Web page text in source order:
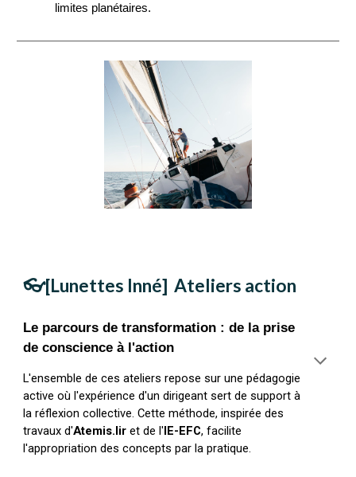
limites planétaires.
👓[Lunettes Inné] Ateliers action
Le parcours de transformation : de la prise
de conscience à l'action
L'ensemble de ces ateliers repose sur une pédagogie
active où l'expérience d'un dirigeant sert de support à
la réflexion collective. Cette méthode, inspirée des
travaux d'Atemis.lir et de l'IE-EFC, facilite
l'appropriation des concepts par la pratique.